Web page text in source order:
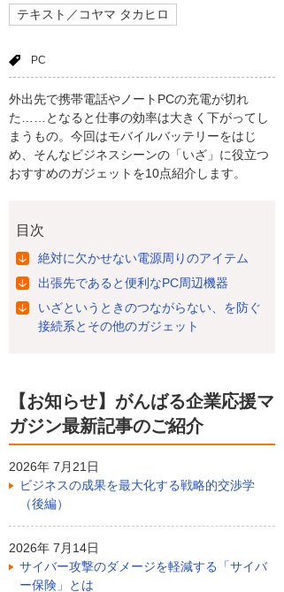
テキスト／コヤマ タカヒロ
PC
外出先で携帯電話やノートPCの充電が切れ
た……となると仕事の効率は大きく下がってし
まうもの。今回はモバイルバッテリーをはじ
め、そんなビジネスシーンの「いざ」に役立つ
おすすめのガジェットを10点紹介します。
目次
絶対に欠かせない電源周りのアイテム
出張先であると便利なPC周辺機器
いざというときのつながらない、を防ぐ
接続系とその他のガジェット
【お知らせ】がんばる企業応援マ
ガジン最新記事のご紹介
2026年 7月21日
ビジネスの成果を最大化する戦略的交渉学
（後編）
2026年 7月14日
サイバー攻撃のダメージを軽減する「サイバ
ー保険」とは